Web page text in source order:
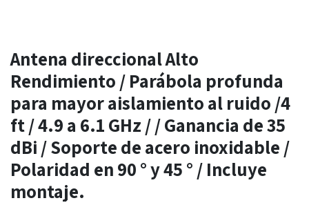
Antena direccional Alto
Rendimiento / Parábola profunda
para mayor aislamiento al ruido /4
ft / 4.9 a 6.1 GHz / / Ganancia de 35
dBi / Soporte de acero inoxidable /
Polaridad en 90 ° y 45 ° / Incluye
montaje.